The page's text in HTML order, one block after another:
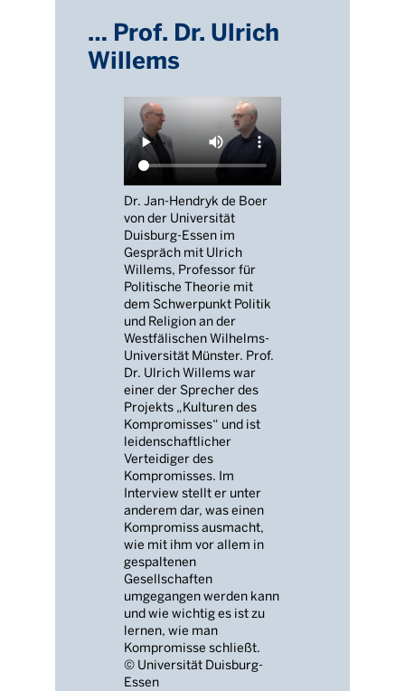
… Prof. Dr. Ulrich
Willems
Dr. Jan-Hendryk de Boer
von der Universität
Duisburg-Essen im
Gespräch mit Ulrich
Willems, Professor für
Politische Theorie mit
dem Schwerpunkt Politik
und Religion an der
Westfälischen Wilhelms-
Universität Münster. Prof.
Dr. Ulrich Willems war
einer der Sprecher des
Projekts „Kulturen des
Kompromisses“ und ist
leidenschaftlicher
Verteidiger des
Kompromisses. Im
Interview stellt er unter
anderem dar, was einen
Kompromiss ausmacht,
wie mit ihm vor allem in
gespaltenen
Gesellschaften
umgegangen werden kann
und wie wichtig es ist zu
lernen, wie man
Kompromisse schließt.
© Universität Duisburg-
Essen